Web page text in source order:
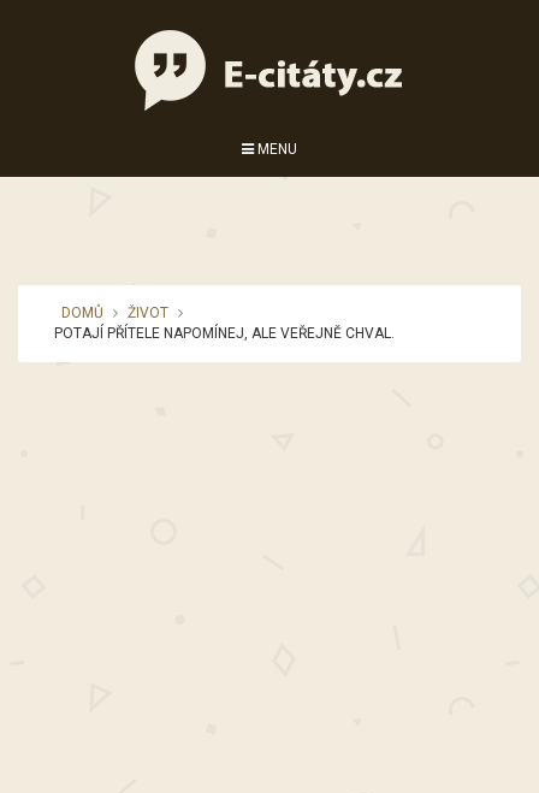
MENU
DOMŮ
ŽIVOT
POTAJÍ PŘÍTELE NAPOMÍNEJ, ALE VEŘEJNĚ CHVAL.